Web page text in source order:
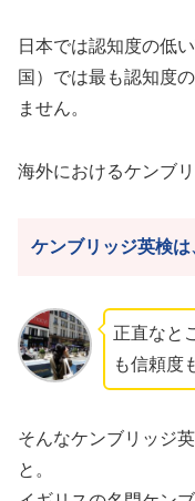
日本では認知度の低
国）では最も認知度
ません。
海外におけるケンブ
ケンブリッジ英検
正直なと
も信頼度
そんなケンブリッジ
と。